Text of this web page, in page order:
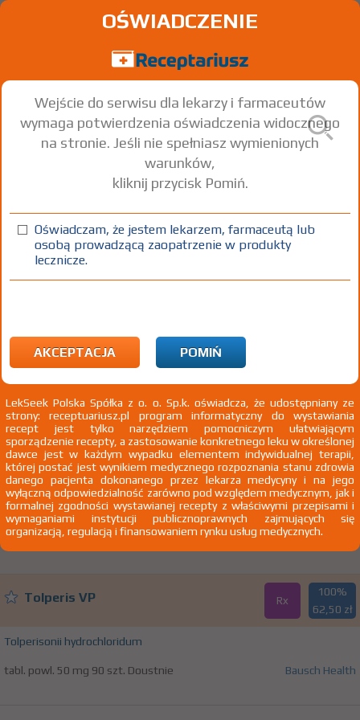
Znaleziono wyników:
T06 Inne urazy obejmujące liczne okolice ciała,
niesklasyfikowane gdzie indziej
T06.0 Urazy mózgu i nerwów czaszkowych z urazami
nerwów rdzeniowych i rdzenia kręgowego na
poziomie szyi
Tolperis VP Rx
100%
32,55 zł
Tolperisonii hydrochloridum
tabl. powl. 50 mg 30 szt. Doustnie Bausch Health
Tolperis VP Rx
100%
62,50 zł
Tolperisonii hydrochloridum
tabl. powl. 50 mg 90 szt. Doustnie Bausch Health
OŚWIADCZENIE
Wejście do serwisu dla lekarzy i farmaceutów
wymaga potwierdzenia oświadczenia widocznego
na stronie. Jeśli nie spełniasz wymienionych
warunków,
kliknij przycisk Pomiń.
Oświadczam, że jestem lekarzem, farmaceutą lub
osobą prowadzącą zaopatrzenie w produkty
lecznicze.
AKCEPTACJA POMIŃ
LekSeek Polska Spółka z o. o. Sp.k. oświadcza, że udostępniany ze
strony: receptuariusz.pl program informatyczny do wystawiania
recept jest tylko narzędziem pomocniczym ułatwiającym
sporządzenie recepty, a zastosowanie konkretnego leku w określonej
dawce jest w każdym wypadku elementem indywidualnej terapii,
której postać jest wynikiem medycznego rozpoznania stanu zdrowia
danego pacjenta dokonanego przez lekarza medycyny i na jego
wyłączną odpowiedzialność zarówno pod względem medycznym, jak i
formalnej zgodności wystawianej recepty z właściwymi przepisami i
wymaganiami instytucji publicznoprawnych zajmujących się
organizacją, regulacją i finansowaniem rynku usług medycznych.